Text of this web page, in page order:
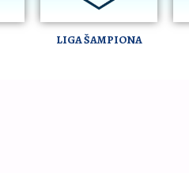
LIGA ŠAMPIONA